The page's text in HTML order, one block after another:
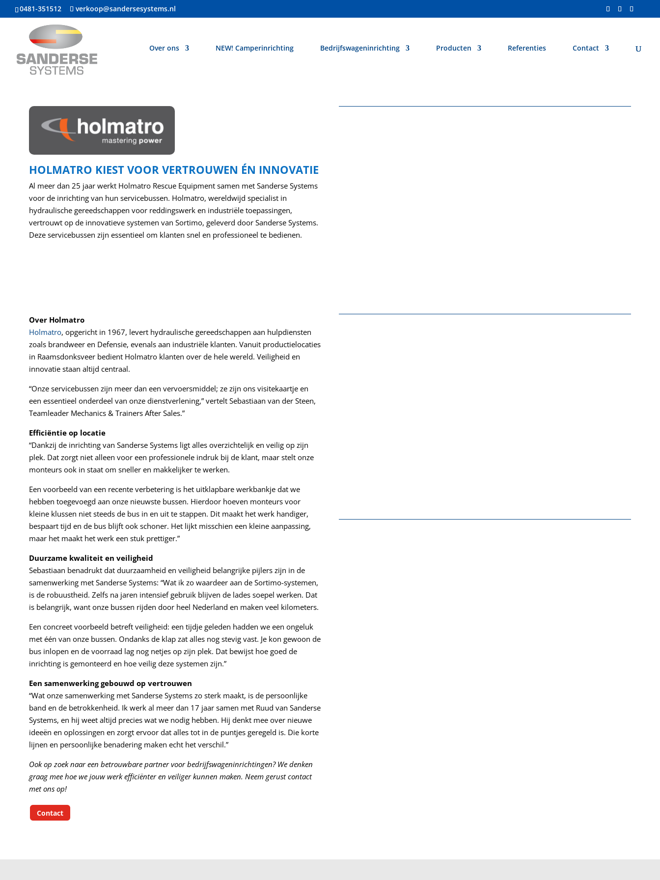
0481-351512 verkoop@sandersesystems.nl
Over ons NEW! Camperinrichting Bedrijfswageninrichting Producten Referenties Contact
HOLMATRO KIEST VOOR VERTROUWEN ÉN INNOVATIE
Al meer dan 25 jaar werkt Holmatro Rescue Equipment samen met Sanderse Systems
voor de inrichting van hun servicebussen. Holmatro, wereldwijd specialist in
hydraulische gereedschappen voor reddingswerk en industriële toepassingen,
vertrouwt op de innovatieve systemen van Sortimo, geleverd door Sanderse Systems.
Deze servicebussen zijn essentieel om klanten snel en professioneel te bedienen.
Over Holmatro
Holmatro, opgericht in 1967, levert hydraulische gereedschappen aan hulpdiensten
zoals brandweer en Defensie, evenals aan industriële klanten. Vanuit productielocaties
in Raamsdonksveer bedient Holmatro klanten over de hele wereld. Veiligheid en
innovatie staan altijd centraal.
“Onze servicebussen zijn meer dan een vervoersmiddel; ze zijn ons visitekaartje en
een essentieel onderdeel van onze dienstverlening,” vertelt Sebastiaan van der Steen,
Teamleader Mechanics & Trainers After Sales.”
Efficiëntie op locatie
“Dankzij de inrichting van Sanderse Systems ligt alles overzichtelijk en veilig op zijn
plek. Dat zorgt niet alleen voor een professionele indruk bij de klant, maar stelt onze
monteurs ook in staat om sneller en makkelijker te werken.
Een voorbeeld van een recente verbetering is het uitklapbare werkbankje dat we
hebben toegevoegd aan onze nieuwste bussen. Hierdoor hoeven monteurs voor
kleine klussen niet steeds de bus in en uit te stappen. Dit maakt het werk handiger,
bespaart tijd en de bus blijft ook schoner. Het lijkt misschien een kleine aanpassing,
maar het maakt het werk een stuk prettiger.”
Duurzame kwaliteit en veiligheid
Sebastiaan benadrukt dat duurzaamheid en veiligheid belangrijke pijlers zijn in de
samenwerking met Sanderse Systems: “Wat ik zo waardeer aan de Sortimo-systemen,
is de robuustheid. Zelfs na jaren intensief gebruik blijven de lades soepel werken. Dat
is belangrijk, want onze bussen rijden door heel Nederland en maken veel kilometers.
Een concreet voorbeeld betreft veiligheid: een tijdje geleden hadden we een ongeluk
met één van onze bussen. Ondanks de klap zat alles nog stevig vast. Je kon gewoon de
bus inlopen en de voorraad lag nog netjes op zijn plek. Dat bewijst hoe goed de
inrichting is gemonteerd en hoe veilig deze systemen zijn.”
Een samenwerking gebouwd op vertrouwen
“Wat onze samenwerking met Sanderse Systems zo sterk maakt, is de persoonlijke
band en de betrokkenheid. Ik werk al meer dan 17 jaar samen met Ruud van Sanderse
Systems, en hij weet altijd precies wat we nodig hebben. Hij denkt mee over nieuwe
ideeën en oplossingen en zorgt ervoor dat alles tot in de puntjes geregeld is. Die korte
lijnen en persoonlijke benadering maken echt het verschil.”
Ook op zoek naar een betrouwbare partner voor bedrijfswageninrichtingen? We denken
graag mee hoe we jouw werk efficiënter en veiliger kunnen maken. Neem gerust contact
met ons op!
Contact